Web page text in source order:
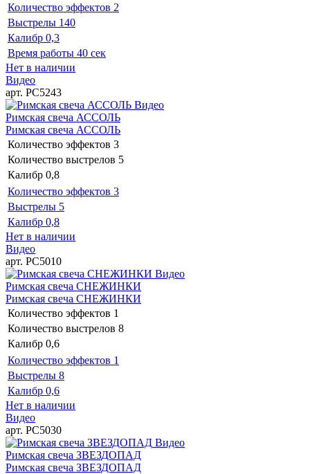
Количество эффектов 2
Выстрелы 140
Калибр 0,3
Время работы 40 сек
Нет в наличии
Видео
арт. РС5243
Видео
Римская свеча АССОЛЬ
Римская свеча АССОЛЬ
Количество эффектов 3
Количество выстрелов 5
Калибр 0,8
Количество эффектов 3
Выстрелы 5
Калибр 0,8
Нет в наличии
Видео
арт. РС5010
Видео
Римская свеча СНЕЖИНКИ
Римская свеча СНЕЖИНКИ
Количество эффектов 1
Количество выстрелов 8
Калибр 0,6
Количество эффектов 1
Выстрелы 8
Калибр 0,6
Нет в наличии
Видео
арт. РС5030
Видео
Римская свеча ЗВЕЗДОПАД
Римская свеча ЗВЕЗДОПАД